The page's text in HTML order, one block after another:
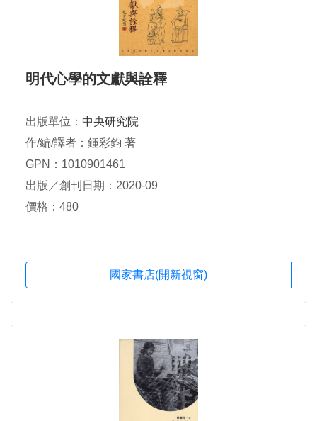
明代心學的文獻與詮釋
出版單位： 中央研究院
作/編/譯者：鍾彩鈞 著
GPN：1010901461
出版／創刊日期：2020-09
價格：480
國家書店(開新視窗)